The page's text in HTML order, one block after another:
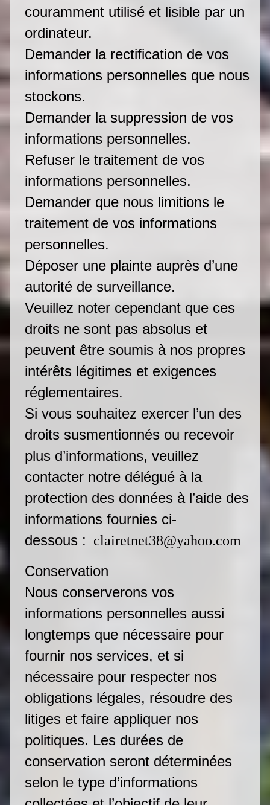
couramment utilisé et lisible par un
ordinateur.
Demander la rectification de vos
informations personnelles que nous
stockons.
Demander la suppression de vos
informations personnelles.
Refuser le traitement de vos
informations personnelles.
Demander que nous limitions le
traitement de vos informations
personnelles.
Déposer une plainte auprès d’une
autorité de surveillance.
Veuillez noter cependant que ces
droits ne sont pas absolus et
peuvent être soumis à nos propres
intérêts légitimes et exigences
réglementaires.
Si vous souhaitez exercer l’un des
droits susmentionnés ou recevoir
plus d’informations, veuillez
contacter notre délégué à la
protection des données à l’aide des
informations fournies ci-
dessous : clairetnet38@yahoo.com
Conservation
Nous conserverons vos
informations personnelles aussi
longtemps que nécessaire pour
fournir nos services, et si
nécessaire pour respecter nos
obligations légales, résoudre des
litiges et faire appliquer nos
politiques. Les durées de
conservation seront déterminées
selon le type d’informations